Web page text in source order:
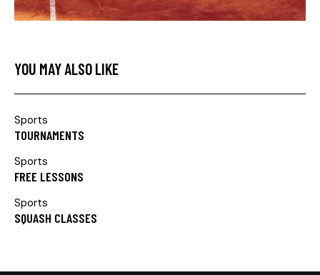
YOU MAY ALSO LIKE
Sports
TOURNAMENTS
Sports
FREE LESSONS
Sports
SQUASH CLASSES